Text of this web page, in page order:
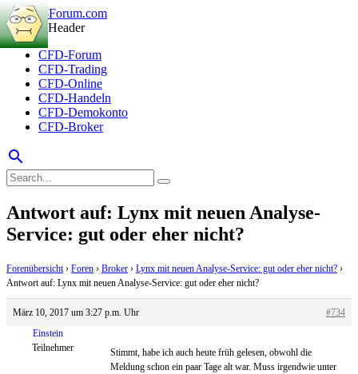
CFD-Forum
CFD-Trading
CFD-Online
CFD-Handeln
CFD-Demokonto
CFD-Broker
search
Antwort auf: Lynx mit neuen Analyse-
Service: gut oder eher nicht?
Forenübersicht › Foren › Broker › Lynx mit neuen Analyse-Service: gut oder eher nicht? ›
Antwort auf: Lynx mit neuen Analyse-Service: gut oder eher nicht?
März 10, 2017 um 3:27 p.m. Uhr
#734
Einstein
Teilnehmer
Stimmt, habe ich auch heute früh gelesen, obwohl die
Meldung schon ein paar Tage alt war. Muss irgendwie unter